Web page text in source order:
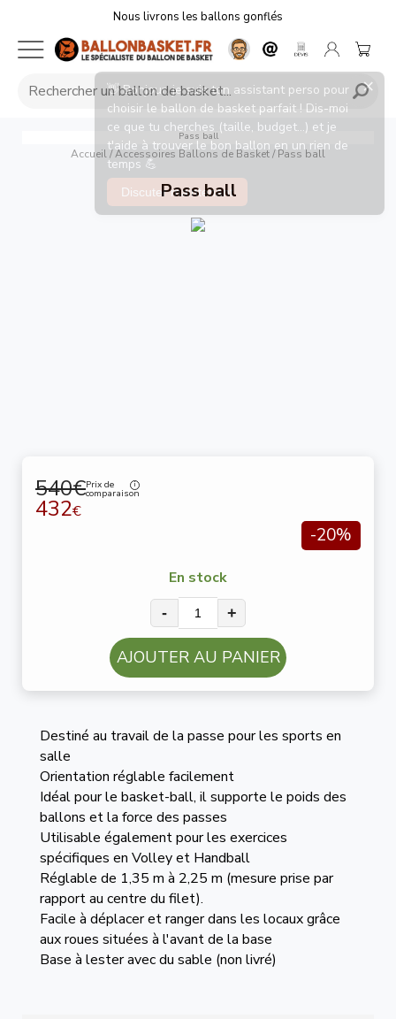
Nous livrons les ballons gonflés
Pass ball
Accueil/Accessoires Ballons de Basket/Pass ball
Pass ball
540€Prix de
comparaison
432€
-20%
En stock
- +
AJOUTER AU PANIER
Destiné au travail de la passe pour les sports en
salle
Orientation réglable facilement
Idéal pour le basket-ball, il supporte le poids des
ballons et la force des passes
Utilisable également pour les exercices
spécifiques en Volley et Handball
Réglable de 1,35 m à 2,25 m (mesure prise par
rapport au centre du filet).
Facile à déplacer et ranger dans les locaux grâce
aux roues situées à l'avant de la base
Base à lester avec du sable (non livré)